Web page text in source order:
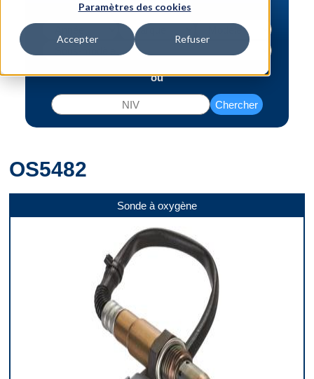
Paramètres des cookies
Accepter Refuser
ou
Chercher
OS5482
Sonde à oxygène